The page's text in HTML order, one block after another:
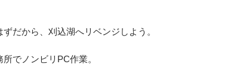
だから、刈込湖へリベンジしよう。
でノンビリPC作業。